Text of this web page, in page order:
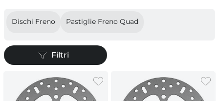
Dischi Freno Pastiglie Freno Quad
Filtri